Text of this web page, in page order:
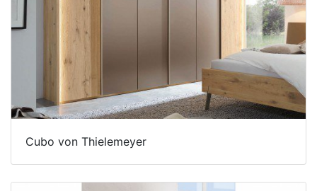
Cubo von Thielemeyer